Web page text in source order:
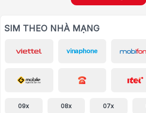
SIM THEO NHÀ MẠNG
09x 08x 07x